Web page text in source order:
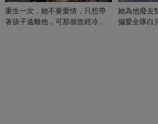
重生一次，她不要愛情，只想帶
著孩子遠離他，可那個曾經冷漠
她為他廢去
偏愛全隊白